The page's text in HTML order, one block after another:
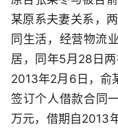
某原系夫妻关系，
同生活，经营物流
居，同年5月28日
2013年2月6日，俞
签订个人借款合同
万元，借期自2013